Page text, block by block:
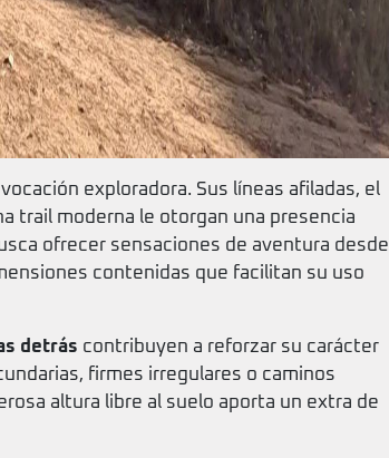
exploradora. Sus líneas afiladas, el
trail moderna le otorgan una presencia
ofrecer sensaciones de aventura desde
contenidas que facilitan su uso
detrás contribuyen a reforzar su carácter
firmes irregulares o caminos
altura libre al suelo aporta un extra de